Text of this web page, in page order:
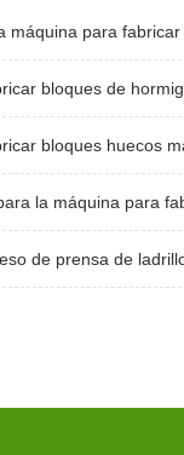
máquina para
bloques de
bloques huecos
la máquina para
de prensa de